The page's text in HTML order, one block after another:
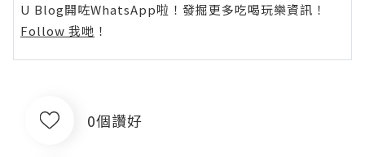
U Blog開咗WhatsApp啦！發掘更多吃喝玩樂資訊！
Follow 我哋 ！
0個讚好